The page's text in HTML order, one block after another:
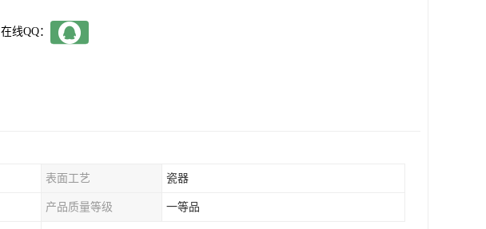
在线QQ：
表面工艺 瓷器
产品质量等级 一等品